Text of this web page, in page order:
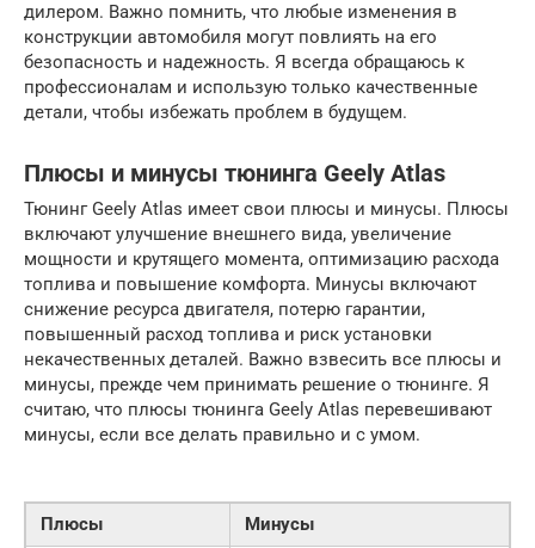
дилером. Важно помнить, что любые изменения в
конструкции автомобиля могут повлиять на его
безопасность и надежность. Я всегда обращаюсь к
профессионалам и использую только качественные
детали, чтобы избежать проблем в будущем.
Плюсы и минусы тюнинга Geely Atlas
Тюнинг Geely Atlas имеет свои плюсы и минусы. Плюсы
включают улучшение внешнего вида, увеличение
мощности и крутящего момента, оптимизацию расхода
топлива и повышение комфорта. Минусы включают
снижение ресурса двигателя, потерю гарантии,
повышенный расход топлива и риск установки
некачественных деталей. Важно взвесить все плюсы и
минусы, прежде чем принимать решение о тюнинге. Я
считаю, что плюсы тюнинга Geely Atlas перевешивают
минусы, если все делать правильно и с умом.
Плюсы
Минусы